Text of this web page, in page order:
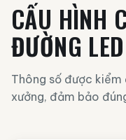
CẤU HÌNH
ĐƯỜNG
Thông số được
xưởng, đảm bảo